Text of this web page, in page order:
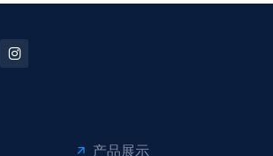
产品展示